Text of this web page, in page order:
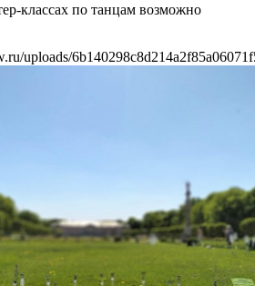
классах по танцам возможно
uploads/